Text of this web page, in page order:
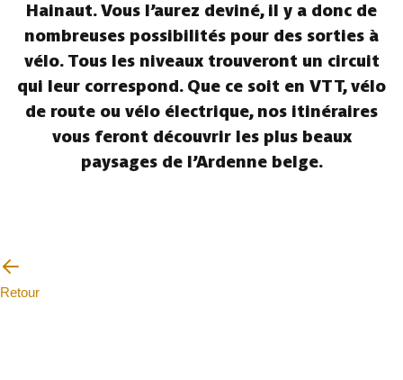
Hainaut. Vous l’aurez deviné, il y a donc de
nombreuses possibilités pour des sorties à
vélo. Tous les niveaux trouveront un circuit
qui leur correspond. Que ce soit en VTT, vélo
de route ou vélo électrique, nos itinéraires
vous feront découvrir les plus beaux
paysages de l’Ardenne belge.
Retour